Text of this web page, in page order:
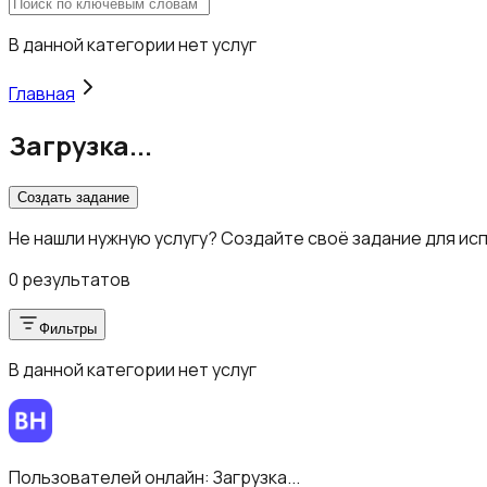
В данной категории нет услуг
Главная
Загрузка...
Создать задание
Не нашли нужную услугу? Создайте своё задание для
0 результатов
Фильтры
В данной категории нет услуг
Пользователей онлайн: Загрузка...